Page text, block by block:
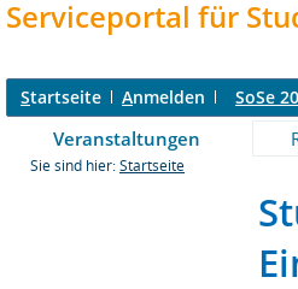
Serviceportal für
Startseite Anmelden SoSe
Veranstaltungen
Sie sind hier: Startseite